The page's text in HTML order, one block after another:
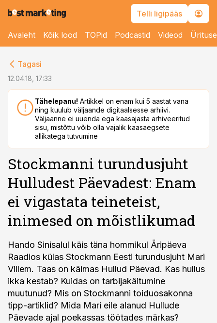
Telli ligipääs
Avaleht Kõik lood TOPid Podcastid Videod
Tagasi
12.04.18, 17:33
Tähelepanu! Artikkel on enam kui 5 aastat vana
ning kuulub väljaande digitaalsesse arhiivi.
Väljaanne ei uuenda ega kaasajasta arhiveeritud
sisu, mistõttu võib olla vajalik kaasaegsete
allikatega tutvumine
Stockmanni turundusjuht
Hulludest Päevadest: Enam
ei vigastata teineteist,
inimesed on mõistlikumad
Hando Sinisalul käis täna hommikul Äripäeva
Raadios külas Stockmann Eesti turundusjuht Mari
Villem. Taas on käimas Hullud Päevad. Kas hullus
ikka kestab? Kuidas on tarbijakäitumine
muutunud? Mis on Stockmanni toiduosakonna
tipp-artiklid? Mida Mari eile alanud Hullude
Päevade ajal poekassas töötades märkas?